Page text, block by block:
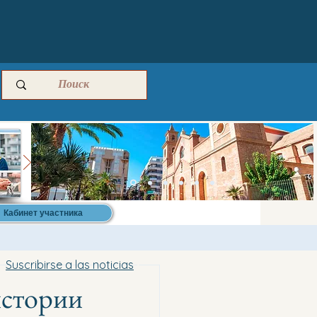
Кабинет участника
Suscribirse a las noticias